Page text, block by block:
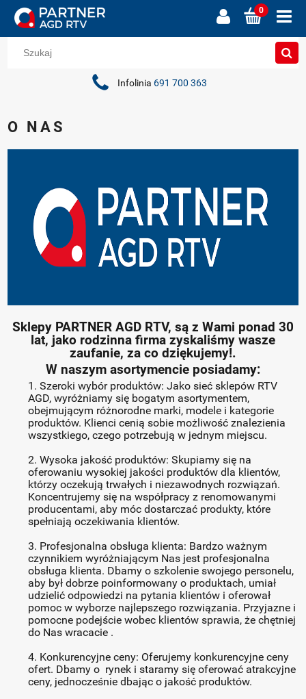
Infolinia 691 700 363
O NAS
Sklepy PARTNER AGD RTV, są z Wami ponad 30
lat, jako rodzinna firma zyskaliśmy wasze
zaufanie, za co dziękujemy!.
W naszym asortymencie posiadamy:
1. Szeroki wybór produktów: Jako sieć sklepów RTV
AGD, wyróżniamy się bogatym asortymentem,
obejmującym różnorodne marki, modele i kategorie
produktów. Klienci cenią sobie możliwość znalezienia
wszystkiego, czego potrzebują w jednym miejscu.
2. Wysoka jakość produktów: Skupiamy się na
oferowaniu wysokiej jakości produktów dla klientów,
którzy oczekują trwałych i niezawodnych rozwiązań.
Koncentrujemy się na współpracy z renomowanymi
producentami, aby móc dostarczać produkty, które
spełniają oczekiwania klientów.
3. Profesjonalna obsługa klienta: Bardzo ważnym
czynnikiem wyróżniającym Nas jest profesjonalna
obsługa klienta. Dbamy o szkolenie swojego personelu,
aby był dobrze poinformowany o produktach, umiał
udzielić odpowiedzi na pytania klientów i oferował
pomoc w wyborze najlepszego rozwiązania. Przyjazne i
pomocne podejście wobec klientów sprawia, że chętniej
do Nas wracacie .
4. Konkurencyjne ceny: Oferujemy konkurencyjne ceny
ofert. Dbamy o rynek i staramy się oferować atrakcyjne
ceny, jednocześnie dbając o jakość produktów.